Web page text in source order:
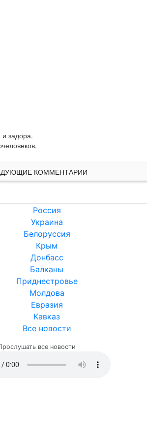
задора.
КОММЕНТАРИИ
Россия
Украина
Белоруссия
Крым
Донбасс
Балканы
Приднестровье
Молдова
Евразия
Кавказ
Все новости
все новости